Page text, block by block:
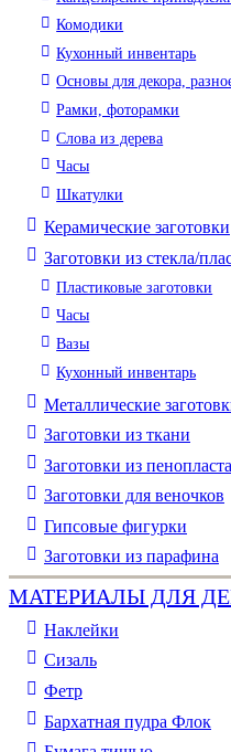
Комодики
Кухонный инвентарь
Основы для декора,
Рамки, фоторамки
Слова из дерева
Часы
Шкатулки
Керамические заготовки
Заготовки из стекла/
Пластиковые заготовки
Часы
Вазы
Кухонный инвентарь
Металлические
Заготовки из ткани
Заготовки из пенопласта
Заготовки для веночков
Гипсовые фигурки
Заготовки из парафина
МАТЕРИАЛЫ ДЛЯ
Наклейки
Сизаль
Фетр
Бархатная пудра Флок